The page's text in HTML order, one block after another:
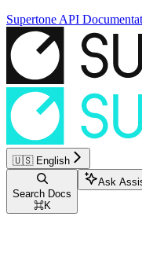
Supertone API
🇺🇸 English
Search Docs
⌘K
Ask